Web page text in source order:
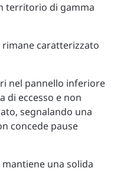
territorio di gamma
caratterizzato
nel pannello inferiore
di eccesso e non
segnalando una
concede pause
una solida